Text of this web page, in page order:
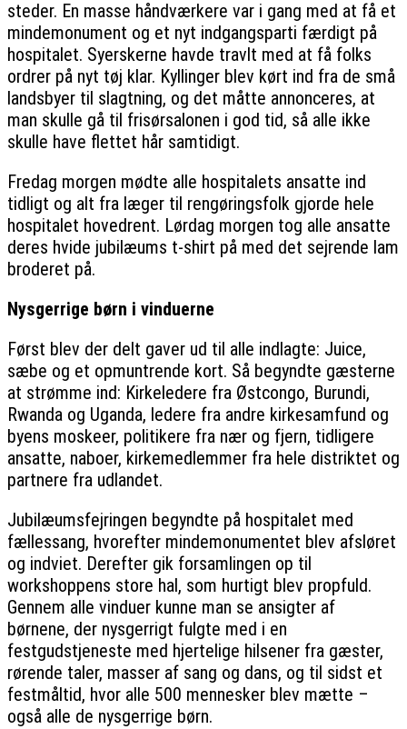
steder. En masse håndværkere var i gang med at få et
mindemonument og et nyt indgangsparti færdigt på
hospitalet. Syerskerne havde travlt med at få folks
ordrer på nyt tøj klar. Kyllinger blev kørt ind fra de små
landsbyer til slagtning, og det måtte annonceres, at
man skulle gå til frisørsalonen i god tid, så alle ikke
skulle have flettet hår samtidigt.
Fredag morgen mødte alle hospitalets ansatte ind
tidligt og alt fra læger til rengøringsfolk gjorde hele
hospitalet hovedrent. Lørdag morgen tog alle ansatte
deres hvide jubilæums t-shirt på med det sejrende lam
broderet på.
Nysgerrige børn i vinduerne
Først blev der delt gaver ud til alle indlagte: Juice,
sæbe og et opmuntrende kort. Så begyndte gæsterne
at strømme ind: Kirkeledere fra Østcongo, Burundi,
Rwanda og Uganda, ledere fra andre kirkesamfund og
byens moskeer, politikere fra nær og fjern, tidligere
ansatte, naboer, kirkemedlemmer fra hele distriktet og
partnere fra udlandet.
Jubilæumsfejringen begyndte på hospitalet med
fællessang, hvorefter mindemonumentet blev afsløret
og indviet. Derefter gik forsamlingen op til
workshoppens store hal, som hurtigt blev propfuld.
Gennem alle vinduer kunne man se ansigter af
børnene, der nysgerrigt fulgte med i en
festgudstjeneste med hjertelige hilsener fra gæster,
rørende taler, masser af sang og dans, og til sidst et
festmåltid, hvor alle 500 mennesker blev mætte –
også alle de nysgerrige børn.